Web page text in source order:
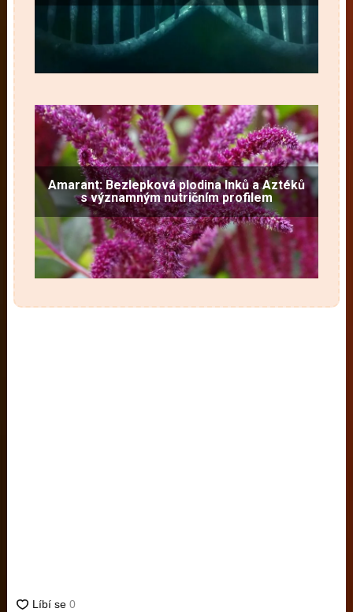
Amarant: Bezlepková plodina Inků a Aztéků
s významným nutričním profilem